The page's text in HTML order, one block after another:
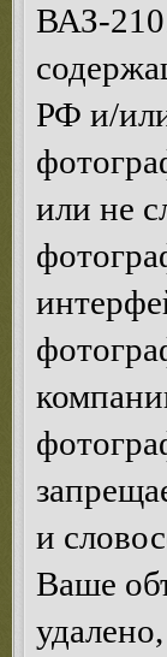
ВАЗ-
РФ и/
или не
и
Ваше